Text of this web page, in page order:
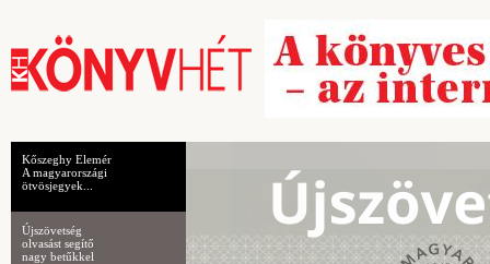
Kőszeghy Elemér
A magyarországi
ötvösjegyek...
Újszövetség
olvasást segítő
nagy betűkkel